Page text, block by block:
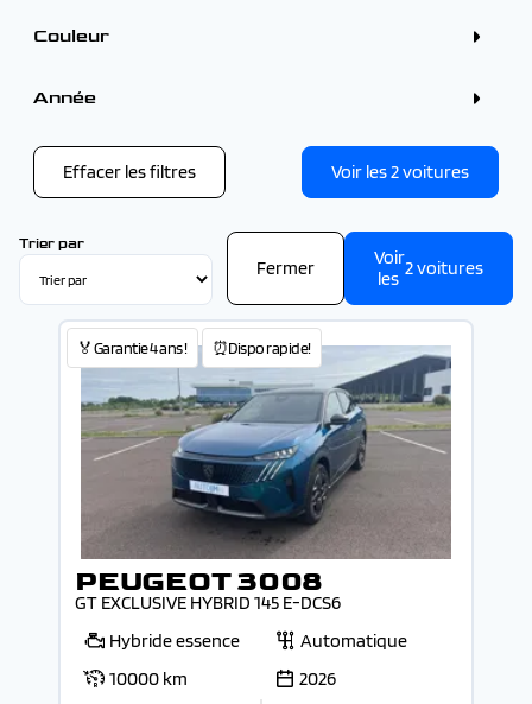
Couleur
Blanc (2)
Bleu (2)
Année
Effacer les filtres Voir les2voitures
Trier par
Fermer
Voir
les 2voitures
🏅Garantie 4 ans ! ⏰Dispo rapide!
PEUGEOT 3008
GT EXCLUSIVE HYBRID 145 E-DCS6
Hybride essence
Automatique
10000 km
2026